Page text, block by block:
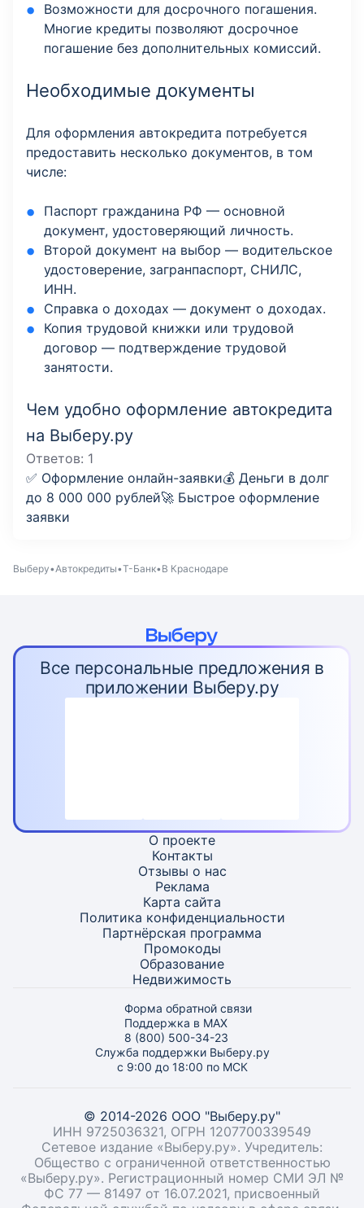
Возможности для досрочного погашения.
Многие кредиты позволяют досрочное
погашение без дополнительных комиссий.
Необходимые документы
Для оформления автокредита потребуется
предоставить несколько документов, в том
числе:
Паспорт гражданина РФ — основной
документ, удостоверяющий личность.
Второй документ на выбор — водительское
удостоверение, загранпаспорт, СНИЛС,
ИНН.
Справка о доходах — документ о доходах.
Копия трудовой книжки или трудовой
договор — подтверждение трудовой
занятости.
Чем удобно оформление автокредита
на Выберу.ру
Ответов: 1
✅ Оформление онлайн-заявки💰 Деньги в долг
до 8 000 000 рублей🚀 Быстрое оформление
заявки
Выберу Автокредиты Т-Банк В Краснодаре
Все персональные предложения в
приложении Выберу.ру
О проекте
Контакты
Отзывы о нас
Реклама
Карта сайта
Политика конфиденциальности
Партнёрская программа
Промокоды
Образование
Недвижимость
Форма обратной связи
Поддержка в MAX
8 (800) 500-34-23
Служба поддержки Выберу.ру
с 9:00 до 18:00 по МСК
© 2014-2026 ООО "Выберу.ру"
ИНН 9725036321, ОГРН 1207700339549
Сетевое издание «Выберу.ру». Учредитель:
Общество с ограниченной ответственностью
«Выберу.ру». Регистрационный номер СМИ ЭЛ №
ФС 77 — 81497 от 16.07.2021, присвоенный